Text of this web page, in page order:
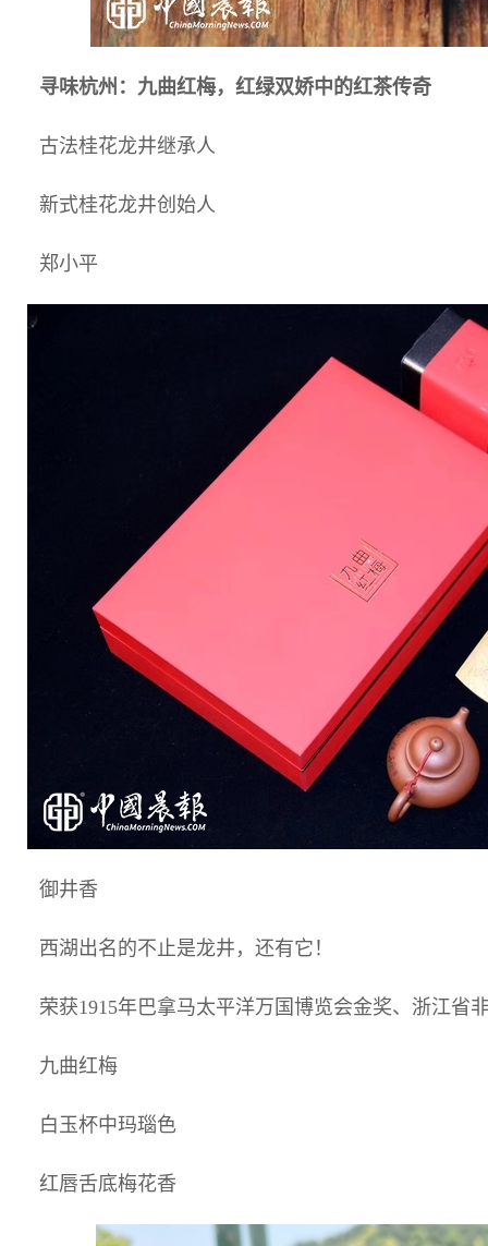
寻味杭州：九曲红梅，红绿双娇中的红茶传奇
古法桂花龙井继承人
新式桂花龙井创始人
郑小平
御井香
西湖出名的不止是龙井，还有它！
荣获1915年巴拿马太平洋万国博览会金奖、浙江省
九曲红梅
白玉杯中玛瑙色
红唇舌底梅花香